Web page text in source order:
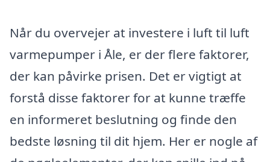
Når du overvejer at investere i luft til luft
varmepumper i Åle, er der flere faktorer,
der kan påvirke prisen. Det er vigtigt at
forstå disse faktorer for at kunne træffe
en informeret beslutning og finde den
bedste løsning til dit hjem. Her er nogle af